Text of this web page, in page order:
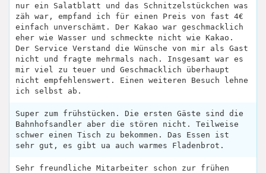
nur ein Salatblatt und das Schnitzelstückchen was
zäh war, empfand ich für einen Preis von fast 4€
einfach unverschämt. Der Kakao war geschmacklich
eher wie Wasser und schmeckte nicht wie Kakao.
Der Service Verstand die Wünsche von mir als Gast
nicht und fragte mehrmals nach. Insgesamt war es
mir viel zu teuer und Geschmacklich überhaupt
nicht empfehlenswert. Einen weiteren Besuch lehne
ich selbst ab.
Super zum frühstücken. Die ersten Gäste sind die
Bahnhofsandler aber die stören nicht. Teilweise
schwer einen Tisch zu bekommen. Das Essen ist
sehr gut, es gibt ua auch warmes Fladenbrot.
Sehr freundliche Mitarbeiter schon zur frühen